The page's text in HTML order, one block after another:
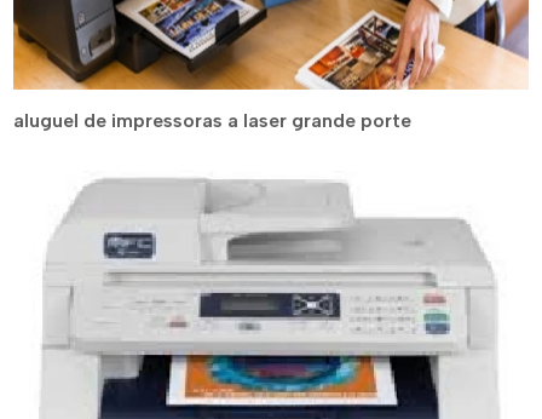
aluguel de impressoras a laser grande porte